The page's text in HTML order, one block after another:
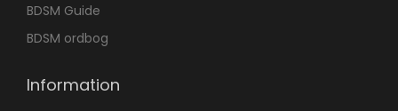
BDSM Guide
BDSM ordbog
Information